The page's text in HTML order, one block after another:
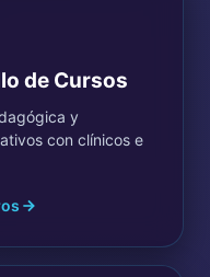
de Cursos
y
con clínicos e